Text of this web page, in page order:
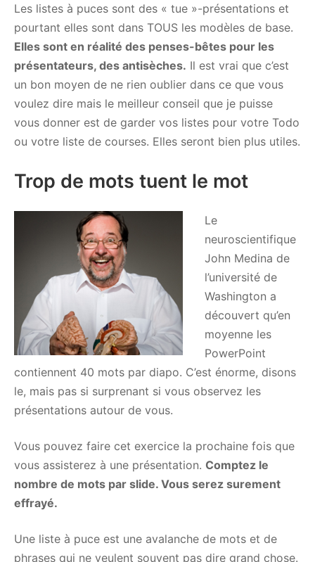
Les listes à puces sont des « tue »-présentations et
pourtant elles sont dans TOUS les modèles de base.
Elles sont en réalité des penses-bêtes pour les
présentateurs, des antisèches. Il est vrai que c’est
un bon moyen de ne rien oublier dans ce que vous
voulez dire mais le meilleur conseil que je puisse
vous donner est de garder vos listes pour votre Todo
ou votre liste de courses. Elles seront bien plus utiles.
Trop de mots tuent le mot
Le
neuroscientifique
John Medina de
l’université de
Washington a
découvert qu’en
moyenne les
PowerPoint
contiennent 40 mots par diapo. C’est énorme, disons
le, mais pas si surprenant si vous observez les
présentations autour de vous.
Vous pouvez faire cet exercice la prochaine fois que
vous assisterez à une présentation. Comptez le
nombre de mots par slide. Vous serez surement
effrayé.
Une liste à puce est une avalanche de mots et de
phrases qui ne veulent souvent pas dire grand chose.